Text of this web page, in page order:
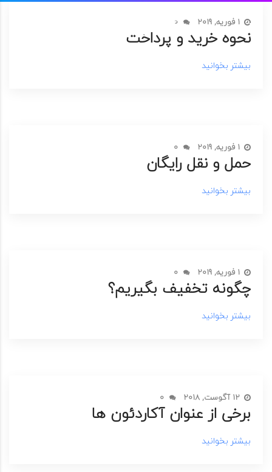
1 فوریه, 2019 0
نحوه خرید و پرداخت
بیشتر بخوانید
1 فوریه, 2019 0
حمل و نقل رایگان
بیشتر بخوانید
1 فوریه, 2019 0
چگونه تخفیف بگیریم؟
بیشتر بخوانید
12 آگوست, 2018 0
برخی از عنوان آکاردئون ها
بیشتر بخوانید